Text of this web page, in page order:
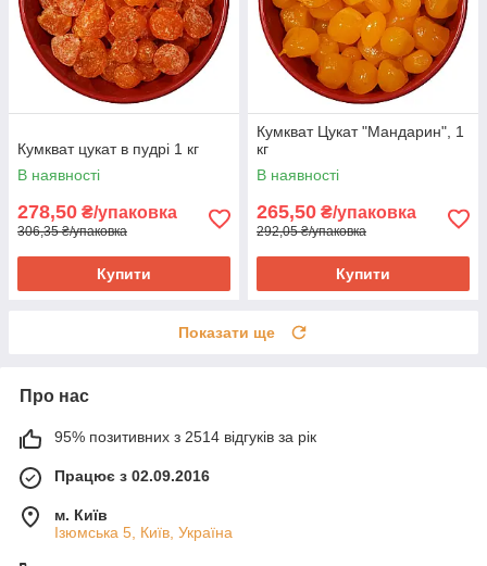
Кумкват цукат в пудрі 1 кг
В наявності
278,50 ₴/упаковка
306,35 ₴/упаковка
Купити
Кумкват Цукат "Мандарин", 1
кг
В наявності
265,50 ₴/упаковка
292,05 ₴/упаковка
Купити
Показати ще
Про нас
95% позитивних з 2514 відгуків за рік
Працює з 02.09.2016
м. Київ
Ізюмська 5, Київ, Україна